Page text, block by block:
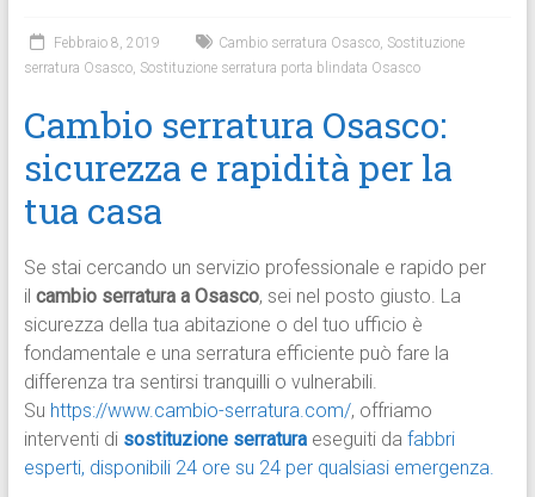
Febbraio 8, 2019 Cambio serratura Osasco, Sostituzione
serratura Osasco, Sostituzione serratura porta blindata Osasco
Cambio serratura Osasco:
sicurezza e rapidità per la
tua casa
Se stai cercando un servizio professionale e rapido per
il cambio serratura a Osasco, sei nel posto giusto. La
sicurezza della tua abitazione o del tuo ufficio è
fondamentale e una serratura efficiente può fare la
differenza tra sentirsi tranquilli o vulnerabili.
Su https://www.cambio-serratura.com/, offriamo
interventi di sostituzione serraturaeseguiti da fabbri
esperti, disponibili 24 ore su 24 per qualsiasi emergenza.